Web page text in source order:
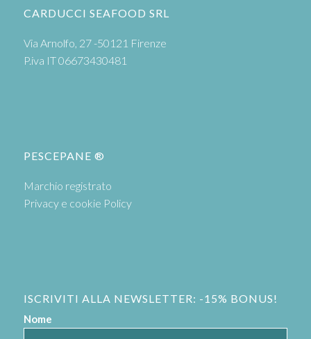
CARDUCCI SEAFOOD SRL
Via Arnolfo, 27 -50121 Firenze
P.iva IT 06673430481
PESCEPANE ®
Marchio registrato
Privacy e cookie Policy
ISCRIVITI ALLA NEWSLETTER: -15% BONUS!
Nome